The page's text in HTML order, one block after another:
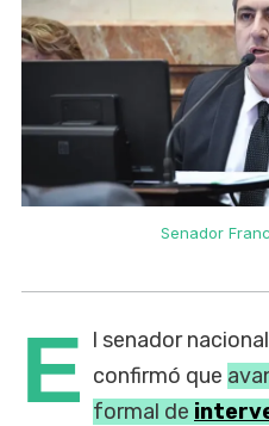
Senador
E l senador nacional
confirmó que
formal de